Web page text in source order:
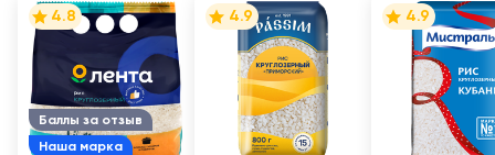
Баллы за отзыв
Наша марка
4.8 4.9 4.9